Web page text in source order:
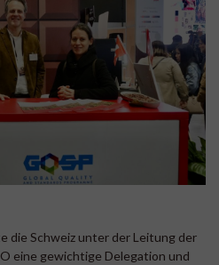
die Schweiz unter der Leitung der
eine gewichtige Delegation und